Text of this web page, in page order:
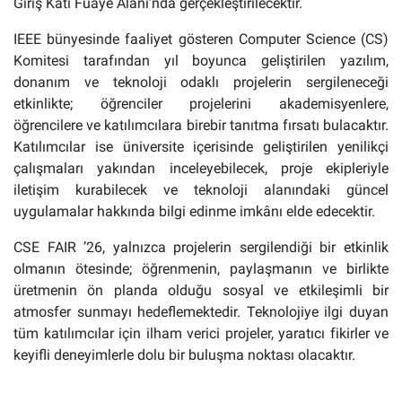
IEEE bünyesinde faaliyet gösteren Computer Science (CS)
Komitesi tarafından yıl boyunca geliştirilen yazılım,
donanım ve teknoloji odaklı projelerin sergileneceği
etkinlikte; öğrenciler projelerini akademisyenlere,
öğrencilere ve katılımcılara birebir tanıtma fırsatı bulacaktır.
Katılımcılar ise üniversite içerisinde geliştirilen yenilikçi
çalışmaları yakından inceleyebilecek, proje ekipleriyle
iletişim kurabilecek ve teknoloji alanındaki güncel
uygulamalar hakkında bilgi edinme imkânı elde edecektir.
CSE FAIR ’26, yalnızca projelerin sergilendiği bir etkinlik
olmanın ötesinde; öğrenmenin, paylaşmanın ve birlikte
üretmenin ön planda olduğu sosyal ve etkileşimli bir
atmosfer sunmayı hedeflemektedir. Teknolojiye ilgi duyan
tüm katılımcılar için ilham verici projeler, yaratıcı fikirler ve
keyifli deneyimlerle dolu bir buluşma noktası olacaktır.